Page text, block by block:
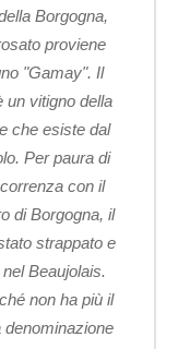
Borgogna,
proviene
"Gamay". Il
un vitigno della
che esiste dal
Per paura di
con il
di Borgogna, il
strappato e
Beaujolais.
non ha più il
denominazione